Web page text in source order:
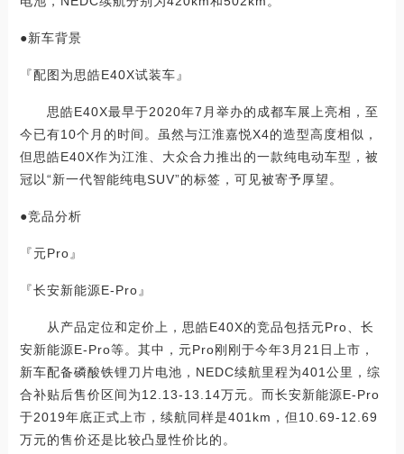
●新车背景
『配图为思皓E40X试装车』
思皓E40X最早于2020年7月举办的成都车展上亮相，至
今已有10个月的时间。虽然与江淮嘉悦X4的造型高度相似，
但思皓E40X作为江淮、大众合力推出的一款纯电动车型，被
冠以“新一代智能纯电SUV”的标签，可见被寄予厚望。
●竞品分析
『元Pro』
『长安新能源E-Pro』
从产品定位和定价上，思皓E40X的竞品包括元Pro、长
安新能源E-Pro等。其中，元Pro刚刚于今年3月21日上市，
新车配备磷酸铁锂刀片电池，NEDC续航里程为401公里，综
合补贴后售价区间为12.13-13.14万元。而长安新能源E-Pro
于2019年底正式上市，续航同样是401km，但10.69-12.69
万元的售价还是比较凸显性价比的。